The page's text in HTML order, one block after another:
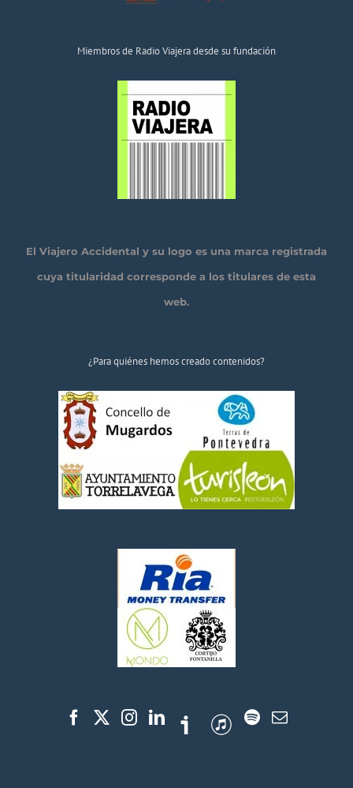
Miembros de Radio Viajera desde su fundación
El Viajero Accidental y su logo es una marca registrada
cuya titularidad corresponde a los titulares de esta
web.
¿Para quiénes hemos creado contenidos?